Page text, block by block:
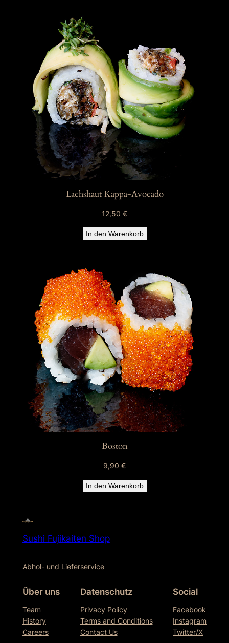
Lachshaut Kappa-Avocado
12,50 €
In den Warenkorb
Boston
9,90 €
In den Warenkorb
Sushi Fujikaiten Shop
Abhol- und Lieferservice
Über uns
Team
History
Careers
Datenschutz
Privacy Policy
Terms and Conditions
Contact Us
Social
Facebook
Instagram
Twitter/X